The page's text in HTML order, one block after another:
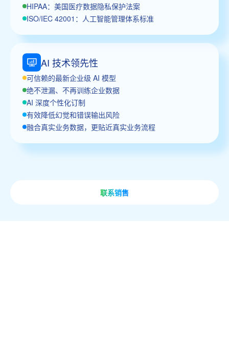
HIPAA：美国医疗数据隐私保护法案
ISO/IEC 42001：人工智能管理体系标准
AI 技术领先性
可信赖的最新企业级 AI 模型
绝不泄漏、不再训练企业数据
AI 深度个性化订制
有效降低幻觉和错误输出风险
融合真实业务数据，更贴近真实业务流程
联系销售